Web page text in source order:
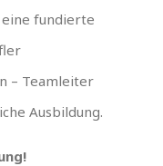
fundierte
– Teamleiter
Ausbildung.